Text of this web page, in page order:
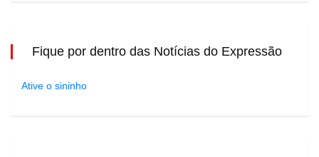
Fique por dentro das Notícias do Expressão
Ative o sininho